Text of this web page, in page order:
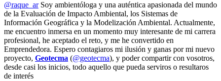
@raque_arSoy ambientóloga y una auténtica apasionada del mundo
de la Evaluación de Impacto Ambiental, los Sistemas de
Información Geográfica y la Modelización Ambiental. Actualmente,
me encuentro inmersa en un momento muy interesante de mi carrera
profesional, he aceptado el reto, y me he convertido en
Emprendedora. Espero contagiaros mi ilusión y ganas por mi nuevo
proyecto, Geotecma (@geotecma), y poder compartir con vosotros,
desde casi los inicios, todo aquello que pueda serviros o resultaros
de interés